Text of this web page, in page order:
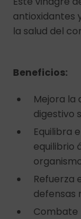
antioxidantes
la salud del
Beneficios:
Mejora la
digestivo
Equilibra
equilibrio
Refuerza
defensas
Combate